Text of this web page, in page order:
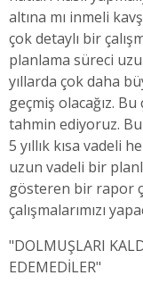
altına mı inmeli
çok detaylı bir
planlama süreci
yıllarda çok daha
geçmiş olacağız.
tahmin ediyoruz. Bu
5 yıllık kısa vadeli
uzun vadeli bir
gösteren bir rapor
çalışmalarımızı
"DOLMUŞLARI
EDEMEDİLER"